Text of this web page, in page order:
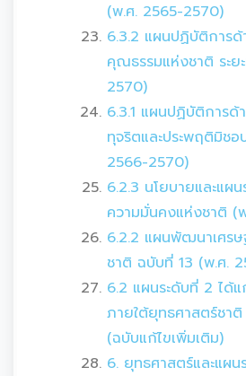
(พ.ศ. 2565-2570)
6.3.2 แผนปฏิบัติการด้
คุณธรรมแห่งชาติ ระ
2570)
6.3.1 แผนปฏิบัติการด้
ทุจริตและประพฤติมิชอ
2566-2570)
6.2.3 นโยบายและแผ
ความมั่นคงแห่งชาติ (
6.2.2 แผนพัฒนาเศร
ชาติ ฉบับที่ 13 (พ.ศ.
6.2 แผนระดับที่ 2 ได้
ภายใต้ยุทธศาสตร์ชา
(ฉบับแก้ไขเพิ่มเติม)
6. ยุทธศาสตร์และแผ